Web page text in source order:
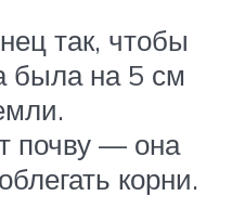
так, чтобы
была на 5 см
почву — она
корни.